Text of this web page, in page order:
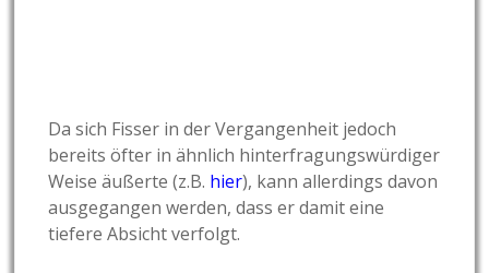
Da sich Fisser in der Vergangenheit jedoch
bereits öfter in ähnlich hinterfragungswürdiger
Weise äußerte (z.B. hier), kann allerdings davon
ausgegangen werden, dass er damit eine
tiefere Absicht verfolgt.